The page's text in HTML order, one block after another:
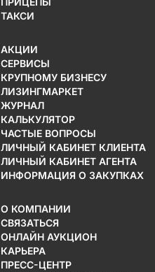
ТАКСИ
АКЦИИ
СЕРВИСЫ
КРУПНОМУ БИЗНЕСУ
ЛИЗИНГМАРКЕТ
ЖУРНАЛ
КАЛЬКУЛЯТОР
ЧАСТЫЕ ВОПРОСЫ
ЛИЧНЫЙ КАБИНЕТ КЛИЕНТА
ЛИЧНЫЙ КАБИНЕТ АГЕНТА
ИНФОРМАЦИЯ О ЗАКУПКАХ
О КОМПАНИИ
СВЯЗАТЬСЯ
ОНЛАЙН АУКЦИОН
КАРЬЕРА
ПРЕСС-ЦЕНТР